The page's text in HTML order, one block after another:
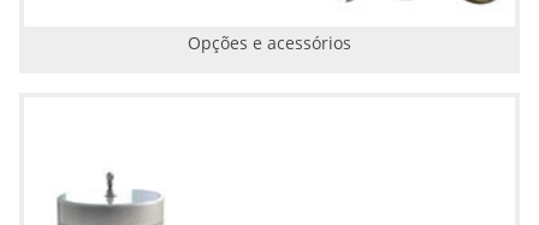
Opções e acessórios